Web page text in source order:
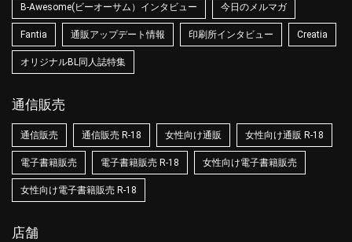
B-Awesome(ビーオーサム）インタビュー 今日のメルマガ
Fantia 通販アップデート情報 印刷所インタビュー Creatia
オリジナルBL同人誌特集
通信販売
通信販売 通信販売 R-18 女性向け通販 女性向け通販 R-18
電子書籍販売 電子書籍販売 R-18 女性向け電子書籍販売
女性向け電子書籍販売 R-18
店舗